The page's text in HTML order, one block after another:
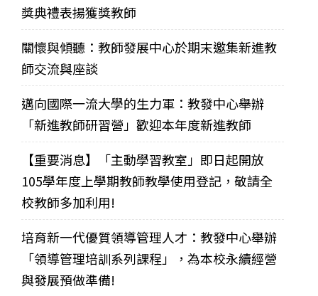
獎典禮表揚獲獎教師
關懷與傾聽：教師發展中心於期末邀集新進教
師交流與座談
邁向國際一流大學的生力軍：教發中心舉辦
「新進教師研習營」歡迎本年度新進教師
【重要消息】「主動學習教室」即日起開放
105學年度上學期教師教學使用登記，敬請全
校教師多加利用!
培育新一代優質領導管理人才：教發中心舉辦
「領導管理培訓系列課程」，為本校永續經營
與發展預做準備!